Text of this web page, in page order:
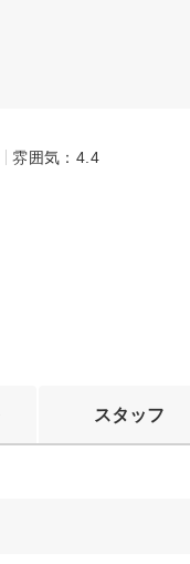
雰囲気：4.4
スタッフ